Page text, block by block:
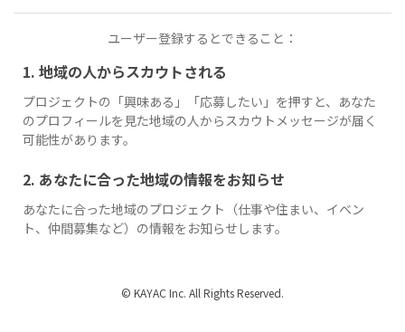
ユーザー登録するとできること：
1. 地域の人からスカウトされる
プロジェクトの「興味ある」「応募したい」を押すと、あなた
のプロフィールを見た地域の人からスカウトメッセージが届く
可能性があります。
2. あなたに合った地域の情報をお知らせ
あなたに合った地域のプロジェクト（仕事や住まい、イベン
ト、仲間募集など）の情報をお知らせします。
© KAYAC Inc. All Rights Reserved.